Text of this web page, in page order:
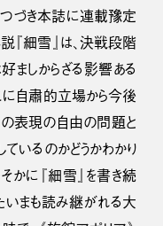
つづき本誌に連載豫定
『細雪』は、決戦段階
ましからざる影響ある
に自肅的立場から今後
の表現の自由の問題と
ているのかどうかわかり
かに『細雪』を書き続
いまも読み継がれる大